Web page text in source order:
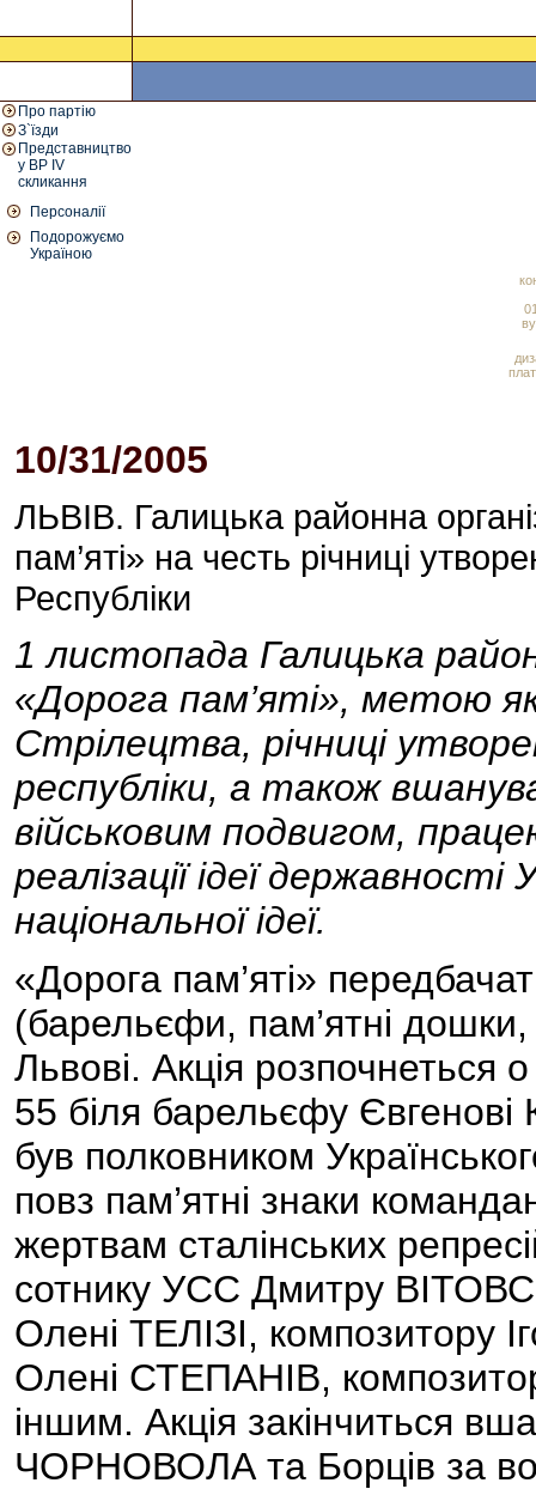
Про партію
З`їзди
Представництво
у ВР IV
скликання
Персоналії
Подорожуємо
Україною
10/31/2005
ЛЬВІВ. Галицька районна
пам’яті» на честь річниці
Республіки
1 листопада Галицька
«Дорога пам’яті», метою
Стрілецтва, річниці
республіки, а також
військовим подвигом,
реалізації ідеї
національної ідеї.
«Дорога пам’яті»
(барельєфи, пам’ятні
Львові. Акція
55 біля барельєфу
був полковником
повз пам’ятні знаки
жертвам сталінських
сотнику УСС Дмитру
Олені ТЕЛІЗІ, композитору
Олені СТЕПАНІВ,
іншим. Акція закінчиться
ЧОРНОВОЛА та Борців за